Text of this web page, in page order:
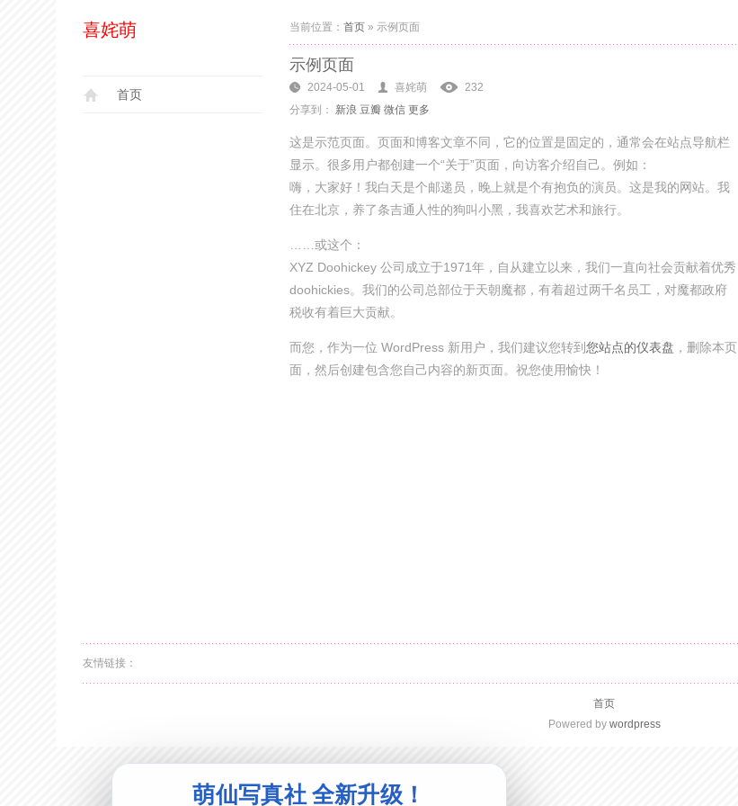
喜姹萌
首页
当前位置： 首页 » 示例页面
示例页面
2024-05-01 喜姹萌
232
分享到：
新浪 豆瓣 微信 更多
这是示范页面。页面和博客文章不同，它的位置是固定的，通常会在站点导航栏
显示。很多用户都创建一个“关于”页面，向访客介绍自己。例如：
嗨，大家好！我白天是个邮递员，晚上就是个有抱负的演员。这是我的网站。我
住在北京，养了条吉通人性的狗叫小黑，我喜欢艺术和旅行。
……或这个：
XYZ Doohickey 公司成立于1971年，自从建立以来，我们一直向社会贡献着优秀
doohickies。我们的公司总部位于天朝魔都，有着超过两千名员工，对魔都政府
税收有着巨大贡献。
而您，作为一位 WordPress 新用户，我们建议您转到 您站点的仪表盘 ，删除本页
面，然后创建包含您自己内容的新页面。祝您使用愉快！
友情链接：
首页
Powered by wordpress
萌仙写真社 全新升级！